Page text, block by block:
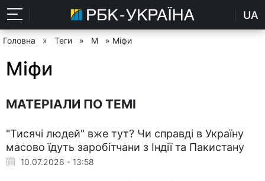
UA
Головна » Теги » М » Міфи
Міфи
МАТЕРІАЛИ ПО ТЕМІ
"Тисячі людей" вже тут? Чи справді в Україну
масово їдуть заробітчани з Індії та Пакистану
10.07.2026 - 13:58